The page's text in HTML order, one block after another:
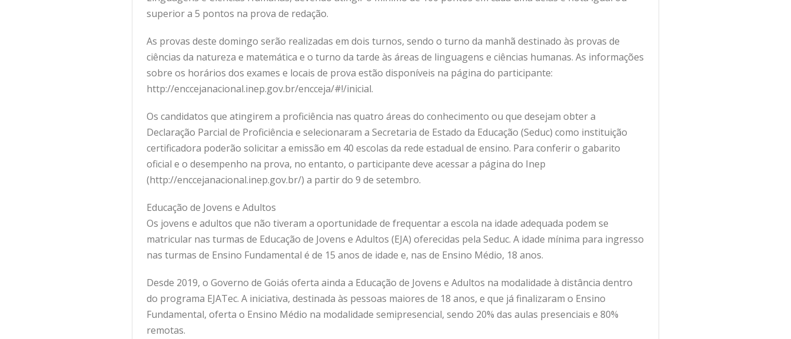
superior a 5 pontos na prova de redação.
As provas deste domingo serão realizadas em dois turnos, sendo o turno da manhã destinado às provas de
ciências da natureza e matemática e o turno da tarde às áreas de linguagens e ciências humanas. As informações
sobre os horários dos exames e locais de prova estão disponíveis na página do participante:
http://enccejanacional.inep.gov.br/encceja/#!/inicial.
Os candidatos que atingirem a proficiência nas quatro áreas do conhecimento ou que desejam obter a
Declaração Parcial de Proficiência e selecionaram a Secretaria de Estado da Educação (Seduc) como instituição
certificadora poderão solicitar a emissão em 40 escolas da rede estadual de ensino. Para conferir o gabarito
oficial e o desempenho na prova, no entanto, o participante deve acessar a página do Inep
(http://enccejanacional.inep.gov.br/) a partir do 9 de setembro.
Educação de Jovens e Adultos
Os jovens e adultos que não tiveram a oportunidade de frequentar a escola na idade adequada podem se
matricular nas turmas de Educação de Jovens e Adultos (EJA) oferecidas pela Seduc. A idade mínima para ingresso
nas turmas de Ensino Fundamental é de 15 anos de idade e, nas de Ensino Médio, 18 anos.
Desde 2019, o Governo de Goiás oferta ainda a Educação de Jovens e Adultos na modalidade à distância dentro
do programa EJATec. A iniciativa, destinada às pessoas maiores de 18 anos, e que já finalizaram o Ensino
Fundamental, oferta o Ensino Médio na modalidade semipresencial, sendo 20% das aulas presenciais e 80%
remotas.